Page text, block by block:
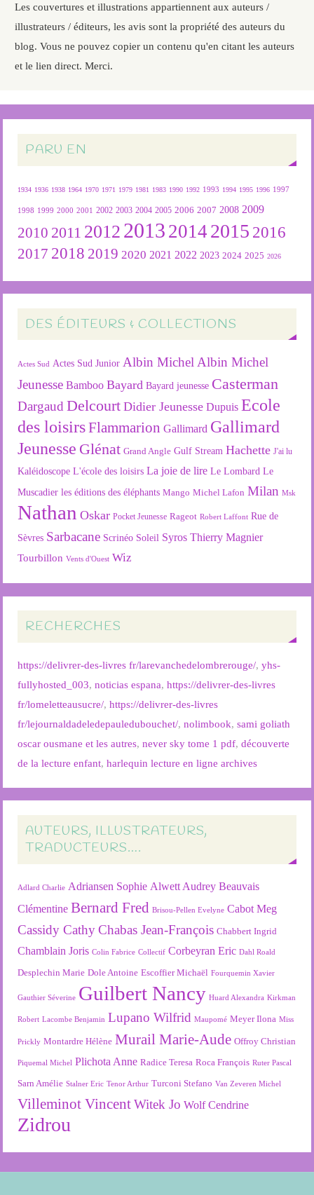
Les couvertures et illustrations appartiennent aux auteurs /
illustrateurs / éditeurs, les avis sont la propriété des auteurs du
blog. Vous ne pouvez copier un contenu qu'en citant les auteurs
et le lien direct. Merci.
PARU EN
1934 1936 1938 1964 1970 1971 1979 1981 1983 1990 1992 1993 1994 1995 1996 1997
1998 1999 2000 2001 2002 2003 2004 2005 2006 2007 2008 2009
2010 2011 2012 2013 2014 2015 2016
2017 2018 2019 2020 2021 2022 2023 2024 2025 2026
DES ÉDITEURS & COLLECTIONS
Actes Sud Actes Sud Junior Albin Michel Albin Michel
Jeunesse Bamboo Bayard Bayard jeunesse Casterman
Dargaud Delcourt Didier Jeunesse Dupuis Ecole
des loisirsFlammarion Gallimard Gallimard
Jeunesse Glénat Grand Angle Gulf Stream Hachette J'ai lu
Kaléidoscope L'école des loisirs La joie de lire Le Lombard Le
Muscadier les éditions des éléphants Mango Michel Lafon Milan Msk
Nathan Oskar Pocket Jeunesse Rageot Robert Laffont Rue de
Sèvres Sarbacane Scrinéo Soleil Syros Thierry Magnier
Tourbillon Vents d'Ouest Wiz
RECHERCHES
https://delivrer-des-livres fr/larevanchedelombrerouge/,yhs-
fullyhosted_003,noticias espana,https://delivrer-des-livres
fr/lomeletteausucre/,https://delivrer-des-livres
fr/lejournaldadeledepauledubouchet/,nolimbook,sami goliath
oscar ousmane et les autres,never sky tome 1 pdf,découverte
de la lecture enfant,harlequin lecture en ligne archives
AUTEURS, ILLUSTRATEURS,
TRADUCTEURS….
Adlard Charlie Adriansen Sophie Alwett Audrey Beauvais
Clémentine Bernard Fred Brisou-Pellen Evelyne Cabot Meg
Cassidy Cathy Chabas Jean-François Chabbert Ingrid
Chamblain Joris Colin Fabrice Collectif Corbeyran Eric Dahl Roald
Desplechin Marie Dole Antoine Escoffier Michaël Fourquemin Xavier
Gauthier Séverine Guilbert Nancy Huard Alexandra Kirkman
Robert Lacombe Benjamin Lupano Wilfrid Maupomé Meyer Ilona Miss
Prickly Montardre Hélène Murail Marie-Aude Offroy Christian
Piquemal Michel Plichota Anne Radice Teresa Roca François Ruter Pascal
Sarn Amélie Stalner Eric Tenor Arthur Turconi Stefano Van Zeveren Michel
Villeminot Vincent Witek Jo Wolf Cendrine
Zidrou